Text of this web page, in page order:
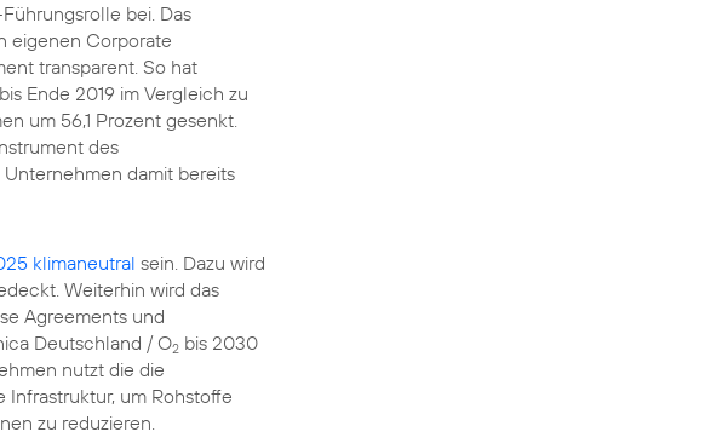
bei. Das
eigenen Corporate
transparent. So hat
Ende 2019 im Vergleich zu
um 56,1 Prozent gesenkt.
des
Unternehmen damit bereits
klimaneutral sein. Dazu wird
Weiterhin wird das
Agreements und
Deutschland / O2 bis 2030
nutzt die die
um Rohstoffe
zu reduzieren.